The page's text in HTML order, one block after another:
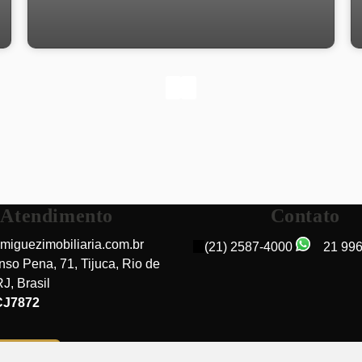
Atendimento
Pena, 71, Tijuca, Rio de
, Brasil
Contato
(21) 2587-4000 21